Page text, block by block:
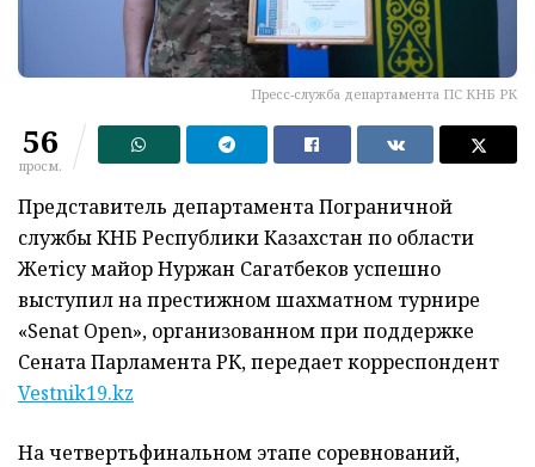
Пресс-служба департамента ПС КНБ РК
56
просм.
Представитель департамента Пограничной
службы КНБ Республики Казахстан по области
Жетісу майор Нуржан Сагатбеков успешно
выступил на престижном шахматном турнире
«Senat Open», организованном при поддержке
Сената Парламента РК, передает корреспондент
Vestnik19.kz
На четвертьфинальном этапе соревнований,